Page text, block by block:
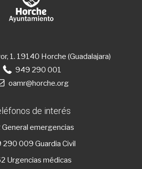
1. 19140 Horche (Guadalajara)
949 290 001
oamr@horche.org
de interés
General emergencias
290 009 Guardia Civil
Urgencias médicas